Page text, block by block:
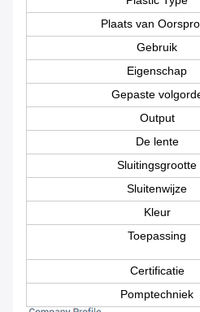
Plaats van
Gebruik
Eigenschap
Gepaste
Output
De lente
Sluitingsgrootte
Sluitenwijze
Kleur
Toepassing
Certificatie
Pomptechniek